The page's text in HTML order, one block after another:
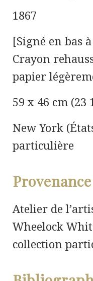
1867
[Signé en bas
Crayon
papier
59 x 46 cm (23
New York
particulière
Provenance
Atelier de
Wheelock
collection